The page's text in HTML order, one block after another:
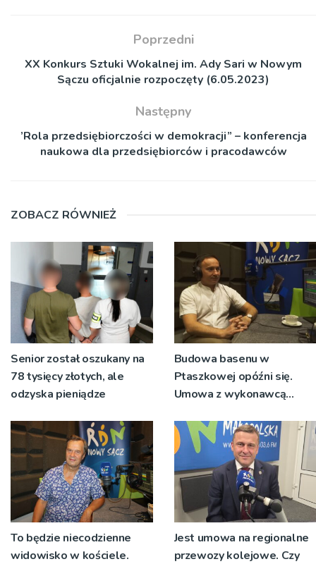
Poprzedni
XX Konkurs Sztuki Wokalnej im. Ady Sari w Nowym
Sączu oficjalnie rozpoczęty (6.05.2023)
Następny
’Rola przedsiębiorczości w demokracji” – konferencja
naukowa dla przedsiębiorców i pracodawców
ZOBACZ RÓWNIEŻ
Senior został oszukany na
78 tysięcy złotych, ale
odzyska pieniądze
Budowa basenu w
Ptaszkowej opóźni się.
Umowa z wykonawcą
nie zostanie podpisana
To będzie niecodzienne
widowisko w kościele.
Jest umowa na regionalne
przewozy kolejowe. Czy